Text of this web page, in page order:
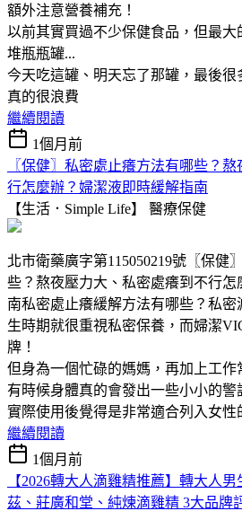
額外注意營養補充！
以前其實買過不少保健食品，但最
堆瓶瓶罐...
今天吃這罐、明天忘了那罐，最後很
真的很浪費
繼續閱讀
1個月前
〖保健〗私密處止癢方法有哪些？
行怎麼辦？婦潔液即時緩解指南
【生活．Simple Life】 醫療保健
北市衛藥廣字第115050219號〖保健
些？熬夜壓力大、私密處癢到不行
南私密處止癢緩解方法有哪些？私
生時期就很重視私密保養，而婦潔
牌！
但身為一個忙碌的媽媽，再加上工作
有時候身體真的會發出一些小小的
實際使用後覺得是非常適合列入女性
繼續閱讀
1個月前
【2026轉大人滴雞精推薦】轉大人
茲、莊廣和堂、純煉滴雞精 3大品牌